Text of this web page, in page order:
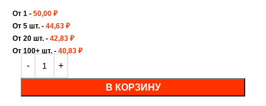
От 1 - 50,00 ₽
От 5 шт. - 44,63 ₽
От 20 шт. - 42,83 ₽
От 100+ шт. - 40,83 ₽
В КОРЗИНУ